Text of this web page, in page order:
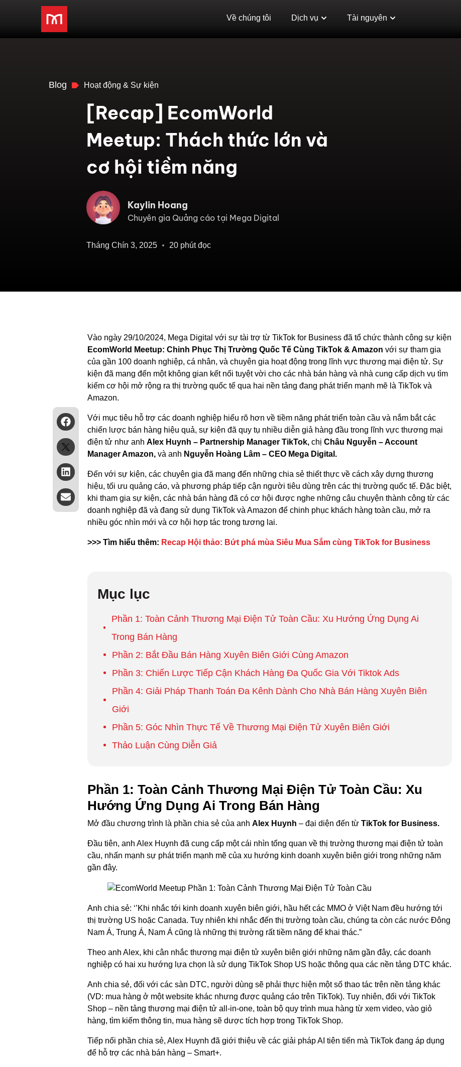
Về chúng tôi Dịch vụ Tài nguyên
Blog Hoạt động & Sự kiện
[Recap] EcomWorld
Meetup: Thách thức lớn và
cơ hội tiềm năng
Kaylin Hoang
Chuyên gia Quảng cáo tại Mega Digital
Tháng Chín 3, 2025 20 phút đọc
Vào ngày 29/10/2024, Mega Digital với sự tài trợ từ TikTok for Business đã tổ chức thành công sự kiện
EcomWorld Meetup: Chinh Phục Thị Trường Quốc Tế Cùng TikTok & Amazon với sự tham gia
của gần 100 doanh nghiệp, cá nhân, và chuyên gia hoạt động trong lĩnh vực thương mại điện tử. Sự
kiện đã mang đến một không gian kết nối tuyệt vời cho các nhà bán hàng và nhà cung cấp dịch vụ tìm
kiếm cơ hội mở rộng ra thị trường quốc tế qua hai nền tảng đang phát triển mạnh mẽ là TikTok và
Amazon.
Với mục tiêu hỗ trợ các doanh nghiệp hiểu rõ hơn về tiềm năng phát triển toàn cầu và nắm bắt các
chiến lược bán hàng hiệu quả, sự kiện đã quy tụ nhiều diễn giả hàng đầu trong lĩnh vực thương mại
điện tử như anh Alex Huynh – Partnership Manager TikTok, chị Châu Nguyễn – Account
Manager Amazon, và anh Nguyễn Hoàng Lâm – CEO Mega Digital.
Đến với sự kiện, các chuyên gia đã mang đến những chia sẻ thiết thực về cách xây dựng thương
hiệu, tối ưu quảng cáo, và phương pháp tiếp cận người tiêu dùng trên các thị trường quốc tế. Đặc biệt,
khi tham gia sự kiện, các nhà bán hàng đã có cơ hội được nghe những câu chuyện thành công từ các
doanh nghiệp đã và đang sử dụng TikTok và Amazon để chinh phục khách hàng toàn cầu, mở ra
nhiều góc nhìn mới và cơ hội hợp tác trong tương lai.
>>> Tìm hiểu thêm: Recap Hội thảo: Bứt phá mùa Siêu Mua Sắm cùng TikTok for Business
Mục lục
Phần 1: Toàn Cảnh Thương Mại Điện Tử Toàn Cầu: Xu Hướng Ứng Dụng Ai
Trong Bán Hàng
Phần 2: Bắt Đầu Bán Hàng Xuyên Biên Giới Cùng Amazon
Phần 3: Chiến Lược Tiếp Cận Khách Hàng Đa Quốc Gia Với Tiktok Ads
Phần 4: Giải Pháp Thanh Toán Đa Kênh Dành Cho Nhà Bán Hàng Xuyên Biên
Giới
Phần 5: Góc Nhìn Thực Tế Về Thương Mại Điện Tử Xuyên Biên Giới
Thảo Luận Cùng Diễn Giả
Phần 1: Toàn Cảnh Thương Mại Điện Tử Toàn Cầu: Xu
Hướng Ứng Dụng Ai Trong Bán Hàng
Mở đầu chương trình là phần chia sẻ của anh Alex Huynh – đại diện đến từ TikTok for Business.
Đầu tiên, anh Alex Huynh đã cung cấp một cái nhìn tổng quan về thị trường thương mại điện tử toàn
cầu, nhấn mạnh sự phát triển mạnh mẽ của xu hướng kinh doanh xuyên biên giới trong những năm
gần đây.
Anh chia sẻ: ‘’Khi nhắc tới kinh doanh xuyên biên giới, hầu hết các MMO ở Việt Nam đều hướng tới
thị trường US hoặc Canada. Tuy nhiên khi nhắc đến thị trường toàn cầu, chúng ta còn các nước Đông
Nam Á, Trung Á, Nam Á cũng là những thị trường rất tiềm năng để khai thác.”
Theo anh Alex, khi cân nhắc thương mại điện tử xuyên biên giới những năm gần đây, các doanh
nghiệp có hai xu hướng lựa chọn là sử dụng TikTok Shop US hoặc thông qua các nền tảng DTC khác.
Anh chia sẻ, đối với các sàn DTC, người dùng sẽ phải thực hiện một số thao tác trên nền tảng khác
(VD: mua hàng ở một website khác nhưng được quảng cáo trên TikTok). Tuy nhiên, đối với TikTok
Shop – nền tảng thương mại điện tử all-in-one, toàn bộ quy trình mua hàng từ xem video, vào giỏ
hàng, tìm kiếm thông tin, mua hàng sẽ dược tích hợp trong TikTok Shop.
Tiếp nối phần chia sẻ, Alex Huynh đã giới thiệu về các giải pháp AI tiên tiến mà TikTok đang áp dụng
để hỗ trợ các nhà bán hàng – Smart+.